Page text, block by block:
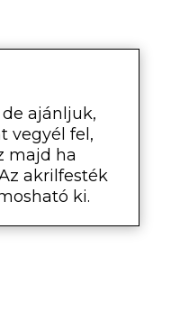
ajánljuk,
vegyél fel,
majd ha
akrilfesték
ki.